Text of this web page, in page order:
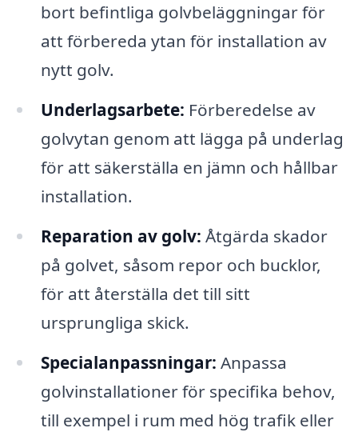
bort befintliga golvbeläggningar för
att förbereda ytan för installation av
nytt golv.
Underlagsarbete: Förberedelse av
golvytan genom att lägga på underlag
för att säkerställa en jämn och hållbar
installation.
Reparation av golv: Åtgärda skador
på golvet, såsom repor och bucklor,
för att återställa det till sitt
ursprungliga skick.
Specialanpassningar: Anpassa
golvinstallationer för specifika behov,
till exempel i rum med hög trafik eller